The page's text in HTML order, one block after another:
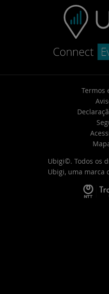
Termos
Ubigi©. Todos os
Ubigi, uma marca